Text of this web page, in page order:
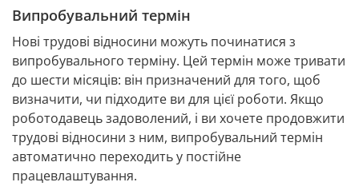
Випробувальний термін
Нові трудові відносини можуть починатися з
випробувального терміну. Цей термін може тривати
до шести місяців: він призначений для того, щоб
визначити, чи підходите ви для цієї роботи. Якщо
роботодавець задоволений, і ви хочете продовжити
трудові відносини з ним, випробувальний термін
автоматично переходить у постійне
працевлаштування.